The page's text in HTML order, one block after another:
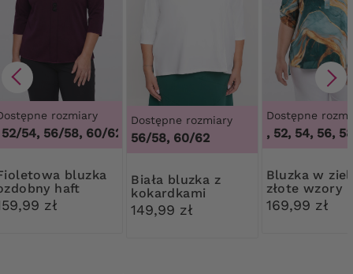
rozmiary
54, 56/58, 60/62, 48/50, 52/54, 56/58, 60/62
haft
zł
Dostępne rozmiary
56/58, 60/62
Biała bluzka z
kokardkami
149,99 zł
Dostępne
48, 50, 52, 54, 56, 58
Bluzka w zielono-
złote wzory
169,99 zł